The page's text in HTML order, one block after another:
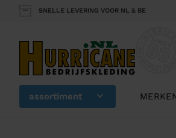
SNELLE LEVERING VOOR NL & BE
assortiment